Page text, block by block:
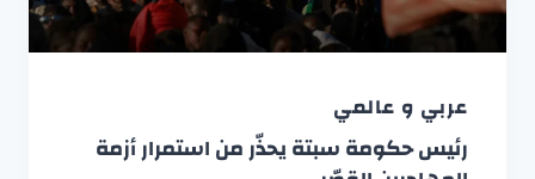
عربي و عالمي
رئيس حكومة سبتة يحذّر من استمرار أزمة